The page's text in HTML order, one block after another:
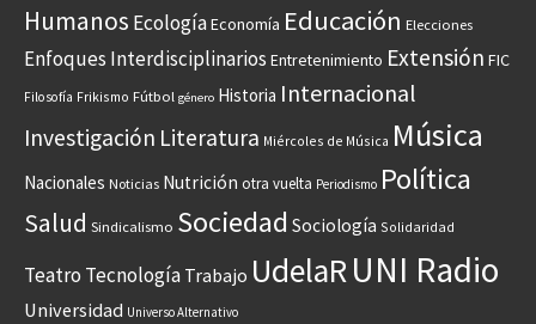
Humanos EcologíaEconomía Educación Elecciones
Enfoques Interdisciplinarios Entretenimiento Extensión FIC
Filosofía Frikismo Fútbol género Historia Internacional
Investigación Literatura Miércoles de Música Música
Nacionales Noticias Nutrición otra vuelta Periodismo Política
Salud Sindicalismo Sociedad Sociología Solidaridad
Teatro Tecnología Trabajo UdelaRUNI Radio
Universidad Universo Alternativo